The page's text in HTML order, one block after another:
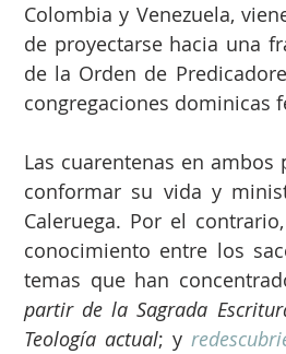
Colombia y Venezuela,
de proyectarse hacia una
de la Orden de
congregaciones dominicas
Las cuarentenas en
conformar su vida y
Caleruega. Por el
conocimiento entre los
temas que han
partir de la Sagrada
Teología actual; y